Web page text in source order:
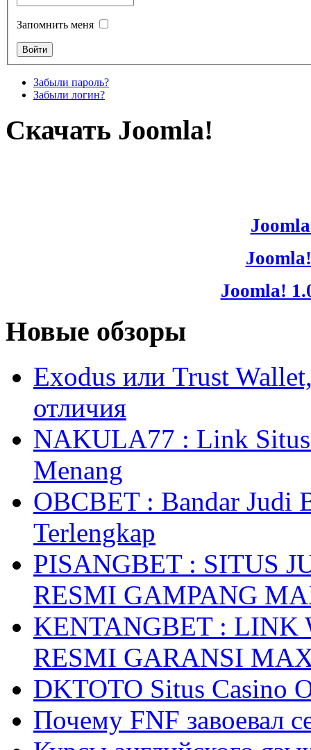
Запомнить меня
Забыли пароль?
Забыли логин?
Скачать Joomla!
Joomla!
Новые обзоры
Exodus или Trust
отличия
NAKULA77 : Link Situs
Menang
OBCBET : Bandar Judi
Terlengkap
PISANGBET : SITUS
RESMI GAMPANG
KENTANGBET : LINK
RESMI GARANSI
DKTOTO Situs Casino
Почему FNF завоевал